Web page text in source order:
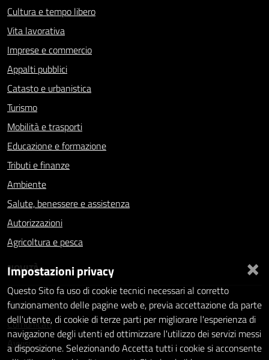
Cultura e tempo libero
Vita lavorativa
Imprese e commercio
Appalti pubblici
Catasto e urbanistica
Turismo
Mobilità e trasporti
Educazione e formazione
Tributi e finanze
Ambiente
Salute, benessere e assistenza
Autorizzazioni
Agricoltura e pesca
NOVITÀ
Notizie
Comunicati
Avvisi
×
Impostazioni privacy
Questo Sito fa uso di cookie tecnici necessari al corretto
funzionamento delle pagine web e, previa accettazione da parte
dell'utente, di cookie di terze parti per migliorare l'esperienza di
navigazione degli utenti ed ottimizzare l'utilizzo dei servizi messi
a disposizione. Selezionando Accetta tutti i cookie si acconsente